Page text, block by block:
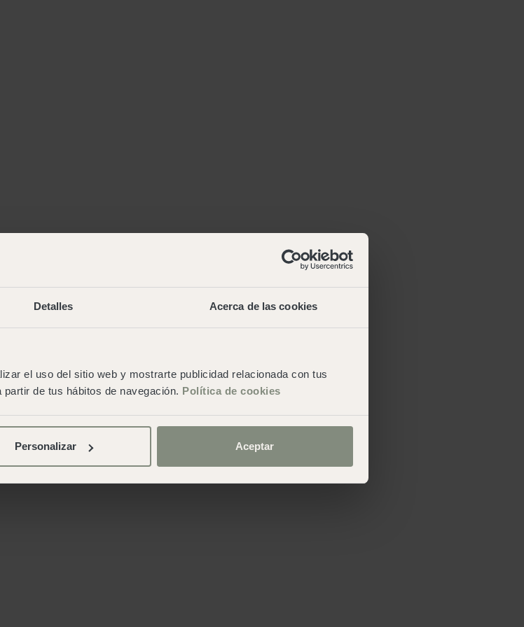
Detalles Acerca de las cookies
el uso del sitio web y mostrarte publicidad relacionada con tus
de tus hábitos de navegación. Política de cookies
Personalizar Aceptar